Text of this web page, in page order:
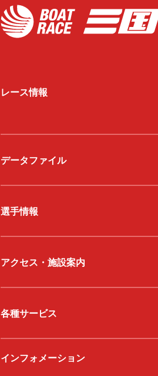
今節の進入コース別
決まり手
レース情報
データファイル
選手情報
アクセス・施設案内
各種サービス
インフォメーション